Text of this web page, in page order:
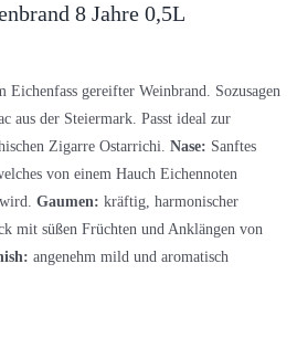
8 Jahre 0,5L
Eichenfass gereifter Weinbrand. Sozusagen
aus der Steiermark. Passt ideal zur
Zigarre Ostarrichi. Nase: Sanftes
von einem Hauch Eichennoten
Gaumen: kräftig, harmonischer
mit süßen Früchten und Anklängen von
angenehm mild und aromatisch